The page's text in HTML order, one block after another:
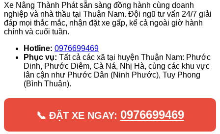
Xe Nâng Thành Phát sẵn sàng đồng hành cùng doanh
nghiệp và nhà thầu tại Thuận Nam. Đội ngũ tư vấn 24/7 giải
đáp mọi thắc mắc, nhận đặt xe gấp, kể cả ngoài giờ hành
chính và cuối tuần.
Hotline: 0976699469
Phục vụ: Tất cả các xã tại huyện Thuận Nam: Phước
Dinh, Phước Diêm, Cà Ná, Nhị Hà, cùng các khu vực
lân cận như Phước Dân (Ninh Phước), Tuy Phong
(Bình Thuận).
📞 ĐẶT XE NGAY: 0976699469